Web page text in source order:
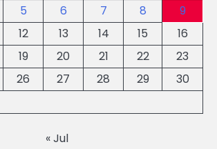
5 6 7 8
9
12 13 14 15
16
19 20 21 22
23
26 27 28 29
30
« Jul